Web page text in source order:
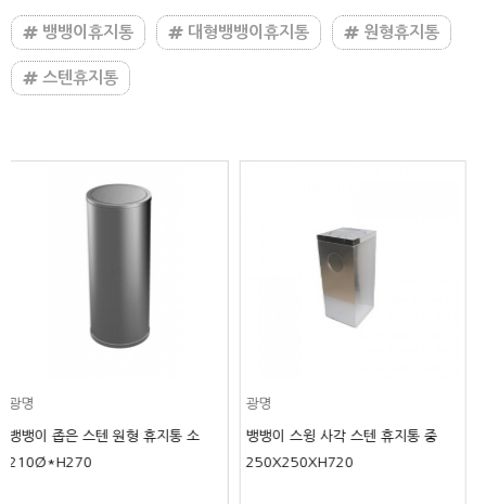
뱅뱅이휴지통 대형뱅뱅이휴지통 원형휴지통
스텐휴지통
광명
뱅뱅이 스윙 사각 스텐 휴지통 대
300X300XH720
광명
롯데리아형 스텐 휴지통
450*470*H950